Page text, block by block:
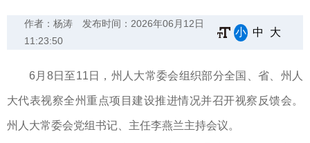
作者：杨涛
发布时间：2026年06月12日
11:23:50
小 中 大
6月8日至11日，州人大常委会组织部分全国、省、州人
大代表视察全州重点项目建设推进情况并召开视察反馈会。
州人大常委会党组书记、主任李燕兰主持会议。